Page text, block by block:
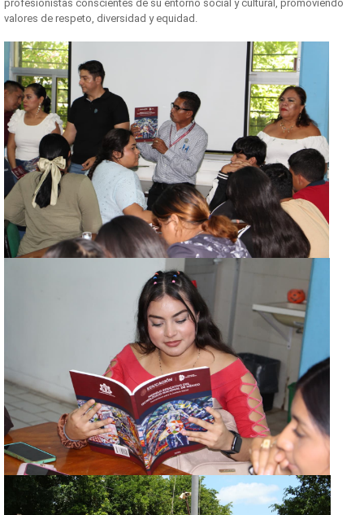
profesionistas conscientes de su entorno social y cultural, promoviendo
valores de respeto, diversidad y equidad.